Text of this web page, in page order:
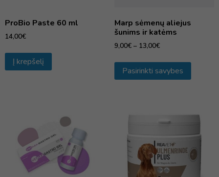
ProBio Paste 60 ml
14,00€
Į krepšelį
Marp sėmenų aliejus
šunims ir katėms
9,00€ – 13,00€
Pasirinkti savybes